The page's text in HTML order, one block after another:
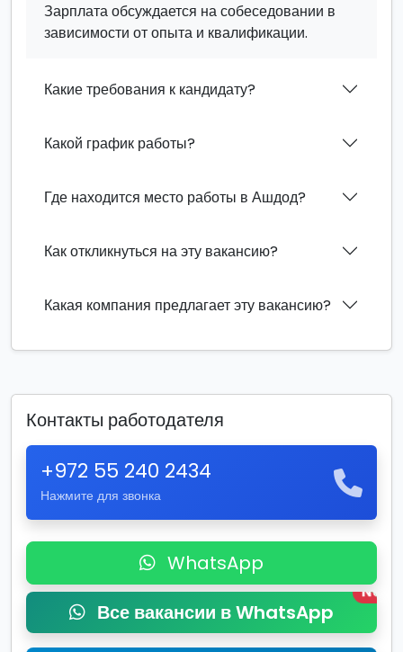
Зарплата обсуждается на собеседовании в
зависимости от опыта и квалификации.
Какие требования к кандидату?
Какой график работы?
Где находится место работы в Ашдод?
Как откликнуться на эту вакансию?
Какая компания предлагает эту вакансию?
Контакты работодателя
+972 55 240 2434
Нажмите для звонка
WhatsApp
Все вакансии в WhatsApp
New